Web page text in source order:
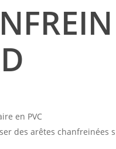
en PVC
des arêtes chanfreinées